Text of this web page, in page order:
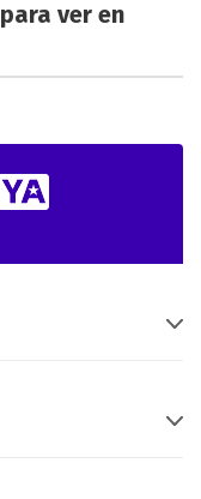
ver en